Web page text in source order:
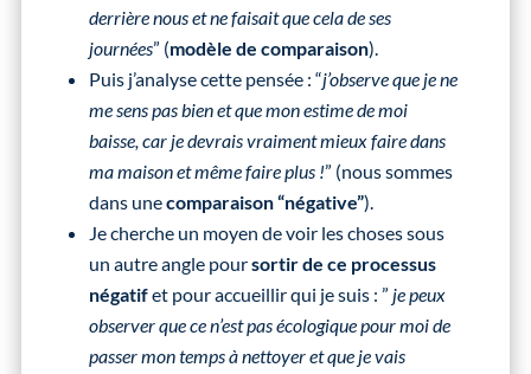
derrière nous et ne faisait que cela de ses
journées” (modèle de comparaison).
Puis j’analyse cette pensée : “j’observe que je ne
me sens pas bien et que mon estime de moi
baisse, car je devrais vraiment mieux faire dans
ma maison et même faire plus !” (nous sommes
dans unecomparaison “négative”).
Je cherche un moyen de voir les choses sous
un autre angle poursortir de ce processus
négatifet pour accueillir qui je suis : ” je peux
observer que ce n’est pas écologique pour moi de
passer mon temps à nettoyer et que je vais